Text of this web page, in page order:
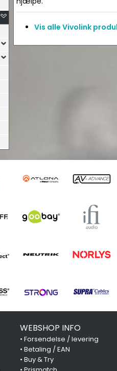
Vis alle Vivolink
WEBSHOP INFO
• Forsendelse / levering
• Betaling / EAN
• Buy & Try